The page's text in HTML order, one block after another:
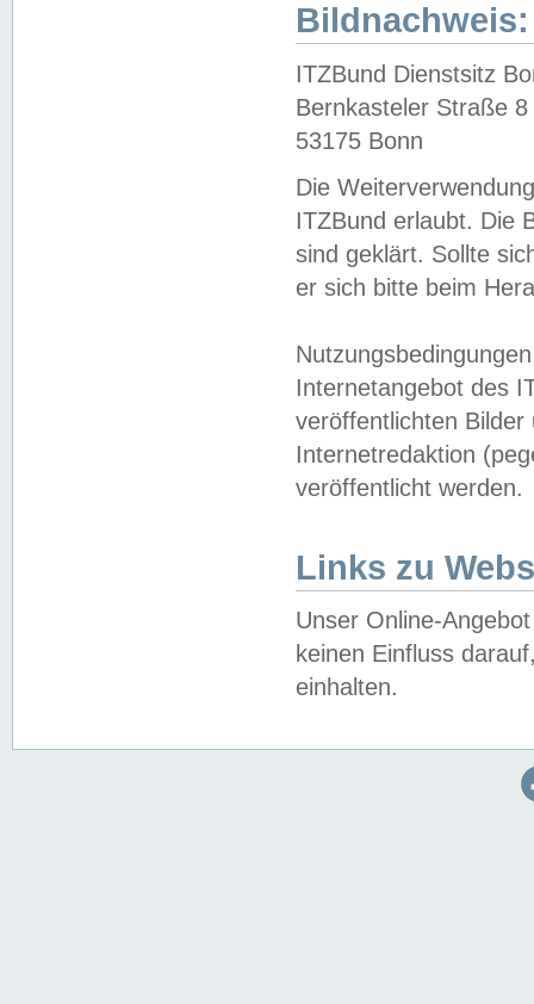
Bildnachweis:
ITZBund Dienstsitz
Bernkasteler Straße 8
53175 Bonn
Die
ITZBund erlaubt. Die
sind geklärt. Sollte
er sich bitte beim
Internetangebot des
veröffentlichten
Internetredaktion
veröffentlicht werden.
Links zu
Unser Online-
keinen Einfluss
einhalten.